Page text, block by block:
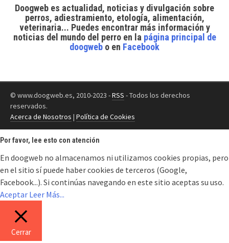
Doogweb es actualidad, noticias y divulgación sobre
perros, adiestramiento, etología, alimentación,
veterinaria... Puedes encontrar más información y
noticias del mundo del perroen la página principal de
doogweb o en Facebook
© www.doogweb.es, 2010-2023 -RSS - Todos los derechos
reservados.
Acerca de Nosotros | Política de Cookies
Por favor, lee esto con atención
En doogweb no almacenamos ni utilizamos cookies propias, pero
en el sitio sí puede haber cookies de terceros (Google,
Facebook...). Si continúas navegando en este sitio aceptas su uso.
Aceptar Leer Más...
Cerrar